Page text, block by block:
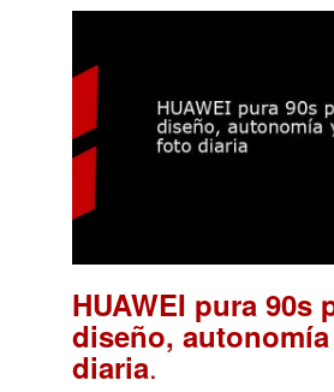
HUAWEI pura 90s
diseño,
diaria.